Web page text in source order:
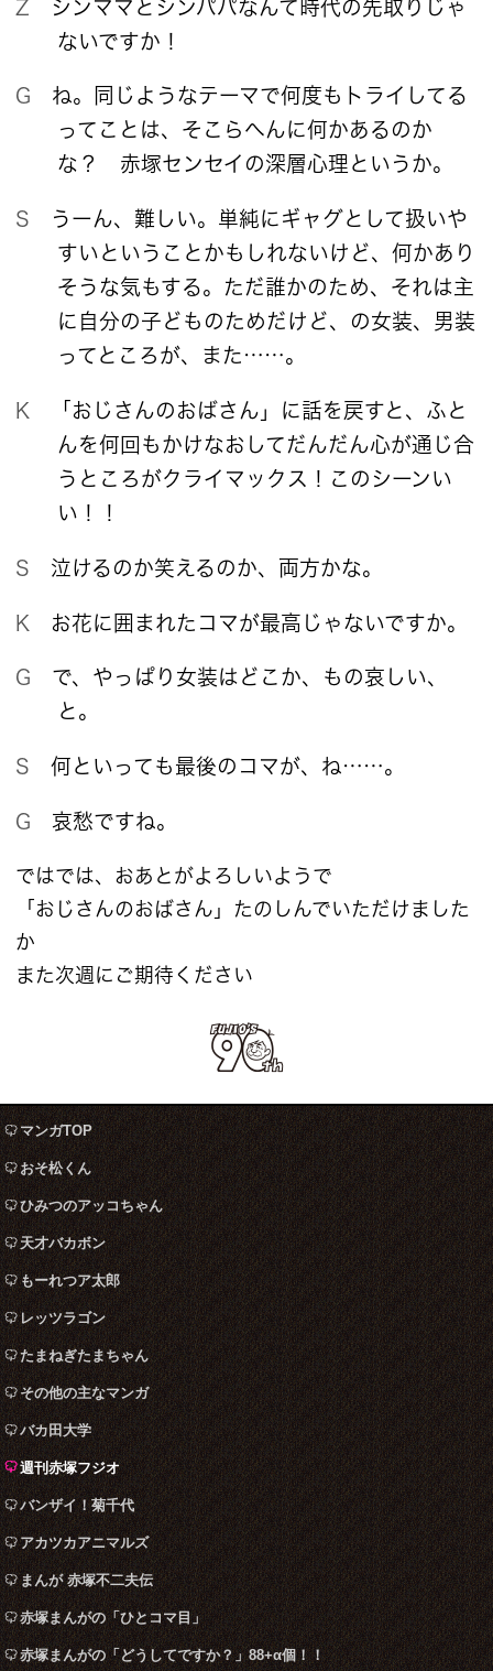
Z シンママとシンパパなんて時代の先取りじゃ
ないですか！
G ね。同じようなテーマで何度もトライしてる
ってことは、そこらへんに何かあるのか
な？ 赤塚センセイの深層心理というか。
S うーん、難しい。単純にギャグとして扱いや
すいということかもしれないけど、何かあり
そうな気もする。ただ誰かのため、それは主
に自分の子どものためだけど、の女装、男装
ってところが、また……。
K 「おじさんのおばさん」に話を戻すと、ふと
んを何回もかけなおしてだんだん心が通じ合
うところがクライマックス！このシーンい
い！！
S 泣けるのか笑えるのか、両方かな。
K お花に囲まれたコマが最高じゃないですか。
G で、やっぱり女装はどこか、もの哀しい、
と。
S 何といっても最後のコマが、ね……。
G 哀愁ですね。
ではでは、おあとがよろしいようで
「おじさんのおばさん」たのしんでいただけました
か
また次週にご期待ください
マンガTOP
おそ松くん
ひみつのアッコちゃん
天才バカボン
もーれつア太郎
レッツラゴン
たまねぎたまちゃん
その他の主なマンガ
バカ田大学
週刊赤塚フジオ
バンザイ！菊千代
アカツカアニマルズ
まんが 赤塚不二夫伝
赤塚まんがの「ひとコマ目」
赤塚まんがの「どうしてですか？」88+α個！！